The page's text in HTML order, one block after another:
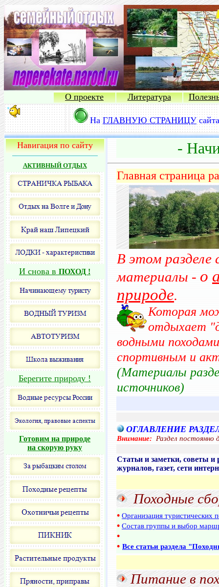
О проекте Литература
На ГЛАВНУЮ СТРАНИЦУ сайта
Навигация по сайту
АКТИВНЫЙ ОТДЫХ
И снова в ПОХОД !
Берегите природу !
Готовим на природе
на скорую руку
-
Главная страница
В этом разделе
материалы - о
природе.
Которая
отдыхает "
водными
спортивным и
(Материалы
источников)
ОГЛАВЛЕНИЕ
Внимание: Раздел
Статьи и заметки, советы
журналов, газет, сети
Походные
• Организация туристических
• Состав группы и выбор
•
• Все статьи раздела
Питание в